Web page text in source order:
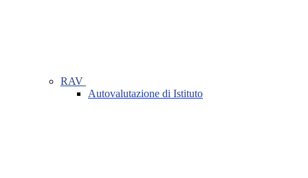
RAV
Autovalutazione di Istituto